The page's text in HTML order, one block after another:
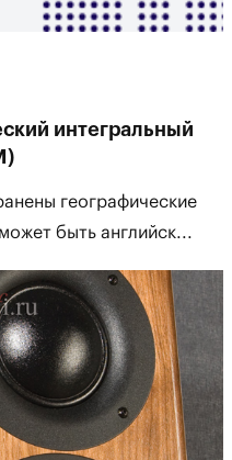
интегральный
географические
быть английск...